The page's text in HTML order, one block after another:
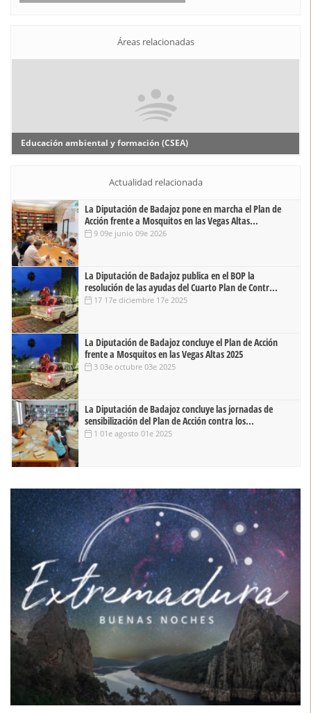
Áreas relacionadas
Educación ambiental y formación (CSEA)
Actualidad relacionada
La Diputación de Badajoz pone en marcha el Plan de
Acción frente a Mosquitos en las Vegas Altas...
9 09e junio 09e 2026
La Diputación de Badajoz publica en el BOP la
resolución de las ayudas del Cuarto Plan de Contr...
17 17e diciembre 17e 2025
La Diputación de Badajoz concluye el Plan de Acción
frente a Mosquitos en las Vegas Altas 2025
3 03e octubre 03e 2025
La Diputación de Badajoz concluye las jornadas de
sensibilización del Plan de Acción contra los...
1 01e agosto 01e 2025